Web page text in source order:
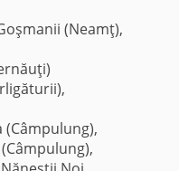
(Neamţ),
(Câmpulung),